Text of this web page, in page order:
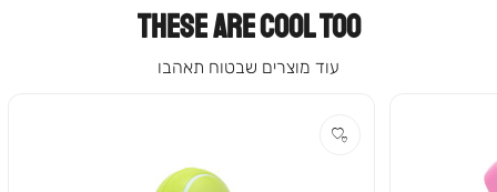
THESE ARE COOL TOO
עוד מוצרים שבטוח תאהבו